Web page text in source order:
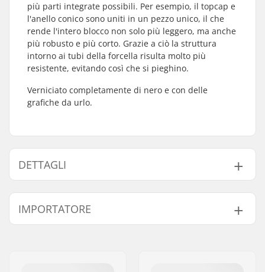
più parti integrate possibili. Per esempio, il topcap e
l'anello conico sono uniti in un pezzo unico, il che
rende l'intero blocco non solo più leggero, ma anche
più robusto e più corto. Grazie a ciò la struttura
intorno ai tubi della forcella risulta molto più
resistente, evitando così che si pieghino.
Verniciato completamente di nero e con delle
grafiche da urlo.
DETTAGLI
Serie sterzo headset:
Integrato 1 1/8"
Compatibile con:
Tipo di cuscinetto:
Sigillati
IMPORTATORE